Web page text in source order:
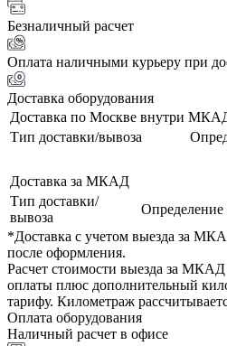
Безналичный расчет
Оплата наличными курьеру при
Доставка оборудования
Доставка по Москве внутри
Тип доставки/вывоза
Доставка за МКАД
Тип доставки/
вывоза
Определение
*Доставка с учетом выезда за
после оформления.
Расчет стоимости выезда за
оплаты плюс дополнительный
тарифу. Километраж
Оплата оборудования
Наличный расчет в офисе